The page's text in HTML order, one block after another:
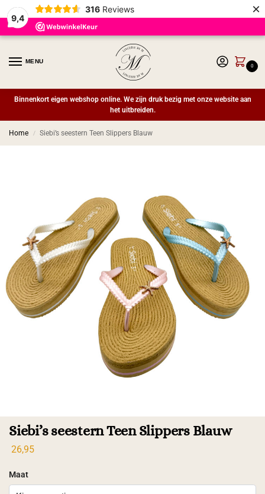
9,4
316 Reviews ×
MENU
0
Binnenkort eigen webshop online. We zijn druk bezig met onze website aan
het uitbreiden.
Home / Siebi’s seestern Teen Slippers Blauw
Siebi’s seestern Teen Slippers Blauw
26,95
Maat